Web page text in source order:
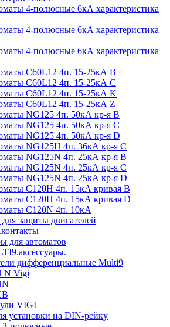
4-полюсные 6кА характеристика
4-полюсные 6кА характеристика
4-полюсные 6кА характеристика
C60L12 4п. 15-25кА B
C60L12 4п. 15-25кА C
C60L12 4п. 15-25кА K
C60L12 4п. 15-25кА Z
NG125 4п. 50кА кр-я B
NG125 4п. 50кА кр-я C
NG125 4п. 50кА кр-я D
NG125H 4п. 36кА кр-я C
NG125N 4п. 25кА кр-я B
NG125N 4п. 25кА кр-я C
NG125N 4п. 25кА кр-я D
С120H 4п. 15кА кривая B
С120H 4п. 15кА кривая D
С120N 4п. 10кА
защиты двигателей
для автоматов
дифференциальные Multi9
N Vigi
VIGI
установки на DIN-рейку